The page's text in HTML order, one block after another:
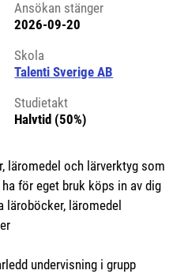
Ansökan stänger
2026-09-20
Skola
Talenti Sverige AB
Studietakt
Halvtid (50%)
och lärverktyg som
för eget bruk köps in av dig
läroböcker, läromedel
undervisning i grupp